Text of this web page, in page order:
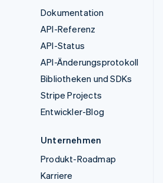
Dokumentation
API-Referenz
API-Status
API-Änderungsprotokoll
Bibliotheken und SDKs
Stripe Projects
Entwickler-Blog
Unternehmen
Produkt-Roadmap
Karriere